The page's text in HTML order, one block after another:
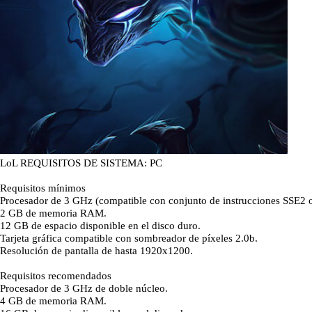
LoL REQUISITOS DE SISTEMA: PC
Requisitos mínimos
Procesador de 3 GHz (compatible con conjunto de instrucciones SSE2
2 GB de memoria RAM.
12 GB de espacio disponible en el disco duro.
Tarjeta gráfica compatible con sombreador de píxeles 2.0b.
Resolución de pantalla de hasta 1920x1200.
Requisitos recomendados
Procesador de 3 GHz de doble núcleo.
4 GB de memoria RAM.